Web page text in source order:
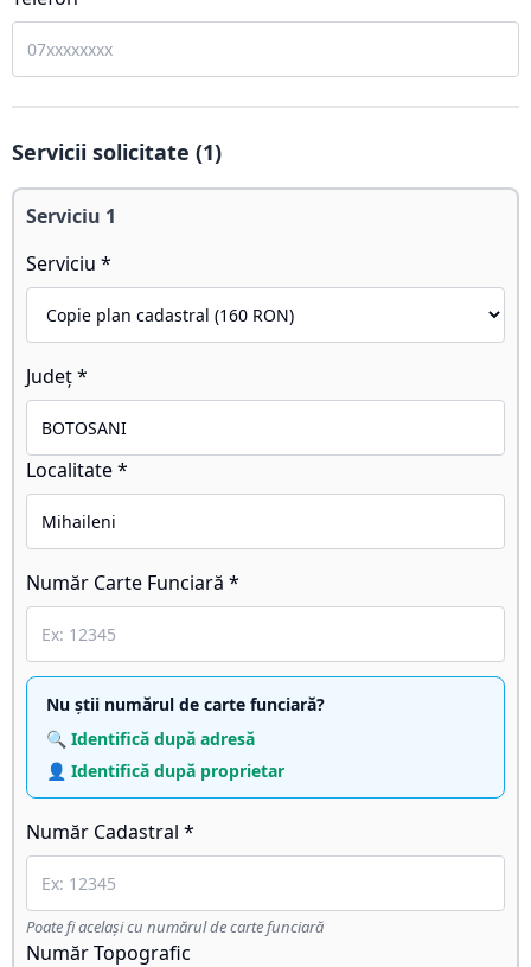
Servicii solicitate (1)
Serviciu 1
Serviciu *
Județ *
Localitate *
Număr Carte Funciară *
Nu știi numărul de carte funciară?
🔍 Identifică după adresă
👤 Identifică după proprietar
Număr Cadastral *
Poate fi același cu numărul de carte funciară
Număr Topografic